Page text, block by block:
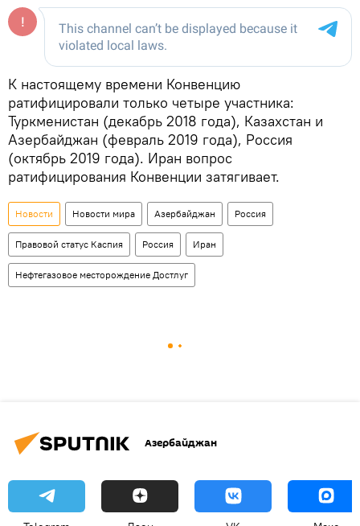
К настоящему времени Конвенцию
ратифицировали только четыре участника:
Туркменистан (декабрь 2018 года), Казахстан и
Азербайджан (февраль 2019 года), Россия
(октябрь 2019 года). Иран вопрос
ратифицирования Конвенции затягивает.
Новости Новости мира Азербайджан Россия
Правовой статус Каспия Россия Иран
Нефтегазовое месторождение Достлуг
Азербайджан